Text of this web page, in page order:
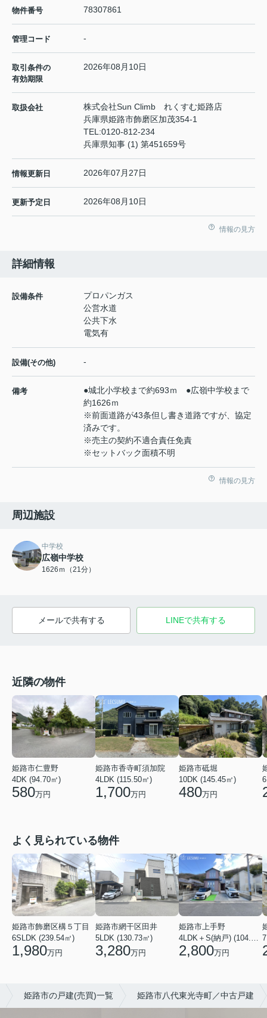
物件番号 78307861
管理コード -
取引条件の
有効期限
2026年08月10日
取扱会社
株式会社Sun Climb れくすむ姫路店
兵庫県姫路市飾磨区加茂354-1
TEL:0120-812-234
兵庫県知事 (1) 第451659号
情報更新日 2026年07月27日
更新予定日 2026年08月10日
情報の見方
詳細情報
設備条件
プロパンガス
公営水道
公共下水
電気有
設備(その他) -
備考
●城北小学校まで約693ｍ ●広嶺中学校まで
約1626ｍ
※前面道路が43条但し書き道路ですが、協定
済みです。
※売主の契約不適合責任免責
※セットバック面積不明
情報の見方
周辺施設
中学校
広嶺中学校
1626ｍ（21分）
メールで共有する LINEで共有する
近隣の物件
姫路市仁豊野
4DK (94.70㎡)
580万円
姫路市香寺町須加院
4LDK (115.50㎡)
1,700万円
姫路市砥堀
10DK (145.45㎡)
480万円
よく見られている物件
姫路市飾磨区構５丁目
6SLDK (239.54㎡)
1,980万円
姫路市網干区田井
5LDK (130.73㎡)
3,280万円
姫路市上手野
2,800万円
姫路市の戸建(売買)一覧 姫路市八代東光寺町／中古戸建